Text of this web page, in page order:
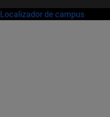
Localizador de campus